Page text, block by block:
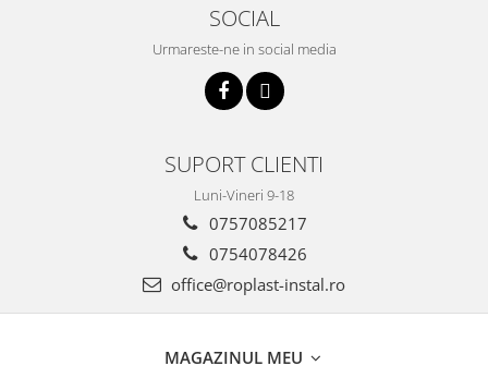
Chiuvete bucatarie din compozit
Tuburi Flexibile Hota
Accesorii chiuvete bucatarie
Instalatii apa/gaz/canalizare
SOCIAL
Urmareste-ne in social media
SUPORT CLIENTI
Luni-Vineri 9-18
0757085217
0754078426
office@roplast-instal.ro
MAGAZINUL MEU